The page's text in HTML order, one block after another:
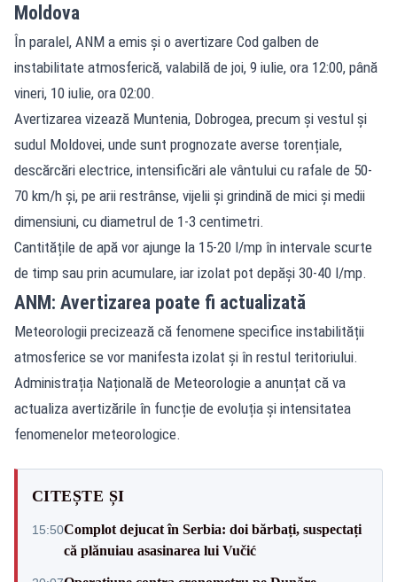
Moldova
În paralel, ANM a emis și o avertizare Cod galben de
instabilitate atmosferică, valabilă de joi, 9 iulie, ora 12:00, până
vineri, 10 iulie, ora 02:00.
Avertizarea vizează Muntenia, Dobrogea, precum și vestul și
sudul Moldovei, unde sunt prognozate averse torențiale,
descărcări electrice, intensificări ale vântului cu rafale de 50-
70 km/h și, pe arii restrânse, vijelii și grindină de mici și medii
dimensiuni, cu diametrul de 1-3 centimetri.
Cantitățile de apă vor ajunge la 15-20 l/mp în intervale scurte
de timp sau prin acumulare, iar izolat pot depăși 30-40 l/mp.
ANM: Avertizarea poate fi actualizată
Meteorologii precizează că fenomene specifice instabilității
atmosferice se vor manifesta izolat și în restul teritoriului.
Administrația Națională de Meteorologie a anunțat că va
actualiza avertizările în funcție de evoluția și intensitatea
fenomenelor meteorologice.
CITEȘTE ȘI
15:50Complot dejucat în Serbia: doi bărbați, suspectați
că plănuiau asasinarea lui Vučić